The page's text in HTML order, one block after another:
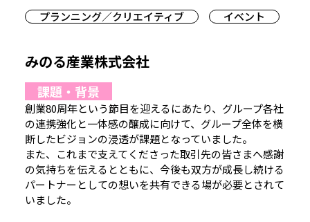
プランニング／クリエイティブ
イベント
みのる産業株式会社
課題・背景
創業80周年という節目を迎えるにあたり、グループ各社
の連携強化と一体感の醸成に向けて、グループ全体を横
断したビジョンの浸透が課題となっていました。
また、これまで支えてくださった取引先の皆さまへ感謝
の気持ちを伝えるとともに、今後も双方が成長し続ける
パートナーとしての想いを共有できる場が必要とされて
いました。